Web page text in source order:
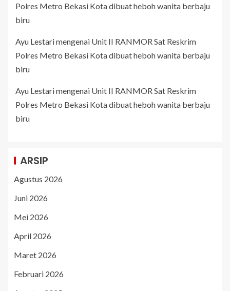
Polres Metro Bekasi Kota dibuat heboh wanita berbaju
biru
Ayu Lestarimengenai Unit II RANMOR Sat Reskrim
Polres Metro Bekasi Kota dibuat heboh wanita berbaju
biru
Ayu Lestarimengenai Unit II RANMOR Sat Reskrim
Polres Metro Bekasi Kota dibuat heboh wanita berbaju
biru
ARSIP
Agustus 2026
Juni 2026
Mei 2026
April 2026
Maret 2026
Februari 2026